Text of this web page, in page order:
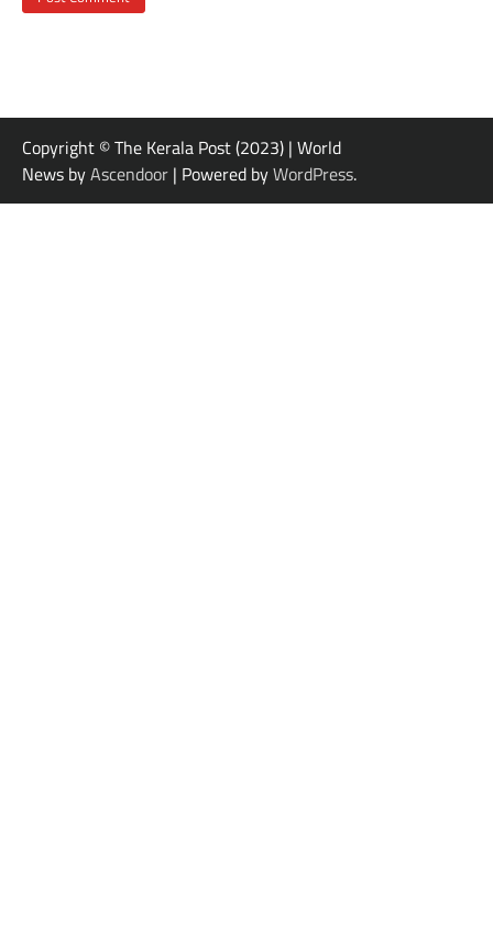
Copyright © The Kerala Post (2023) | World
News byAscendoor | Powered byWordPress.